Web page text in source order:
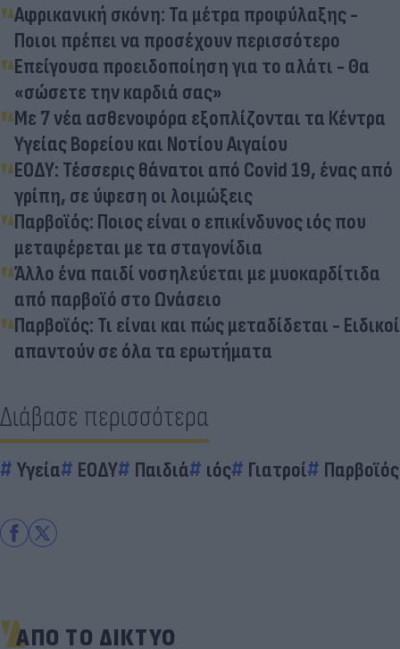
Αφρικανική σκόνη: Τα μέτρα προφύλαξης -
Ποιοι πρέπει να προσέχουν περισσότερο
Επείγουσα προειδοποίηση για το αλάτι - Θα
«σώσετε την καρδιά σας»
Με 7 νέα ασθενοφόρα εξοπλίζονται τα Κέντρα
Υγείας Βορείου και Νοτίου Αιγαίου
ΕΟΔΥ: Τέσσερις θάνατοι από Covid 19, ένας από
γρίπη, σε ύφεση οι λοιμώξεις
Παρβοϊός: Ποιος είναι ο επικίνδυνος ιός που
μεταφέρεται με τα σταγονίδια
Άλλο ένα παιδί νοσηλεύεται με μυοκαρδίτιδα
από παρβοϊό στο Ωνάσειο
Παρβοϊός: Τι είναι και πώς μεταδίδεται - Ειδικοί
απαντούν σε όλα τα ερωτήματα
Διάβασε περισσότερα
Υγεία ΕΟΔΥ Παιδιά ιός Γιατροί Παρβοϊός
ΑΠΟ ΤΟ ΔΙΚΤΥΟ